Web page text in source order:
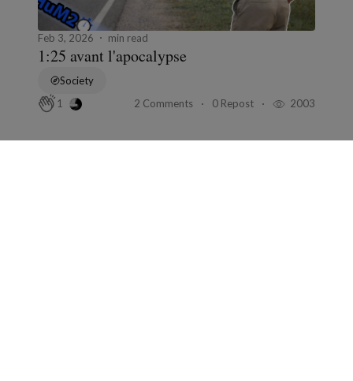
Feb 3, 2026 min read
1:25 avant l'apocalypse
Society
1
2 Comments 0 Repost 2003